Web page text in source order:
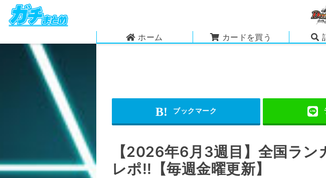
ホーム カードを買う
【2026年6月3週目】全国ラ
レポ!!【毎週金曜更新】